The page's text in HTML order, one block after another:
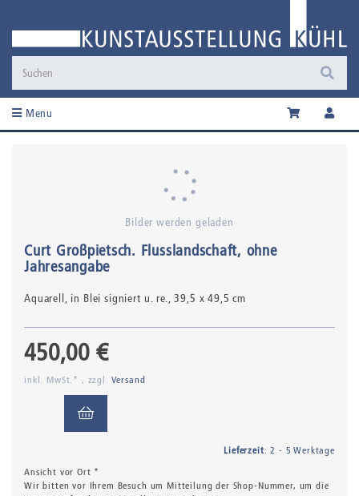
Menu
Bilder werden geladen
Curt Großpietsch. Flusslandschaft, ohne
Jahresangabe
Aquarell, in Blei signiert u. re., 39,5 x 49,5 cm
450,00 €
inkl. MwSt.* , zzgl. Versand
Lieferzeit: 2 - 5 Werktage
Ansicht vor Ort *
Wir bitten vor Ihrem Besuch um Mitteilung der Shop-Nummer, um die